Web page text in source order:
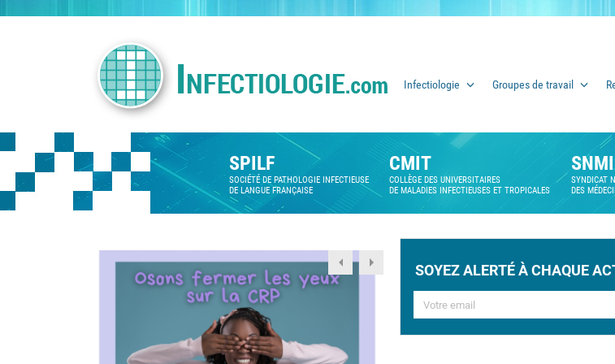
Infectiologie Groupes de travail
SPILF
SOCIÉTÉ DE PATHOLOGIE INFECTIEUSE
DE LANGUE FRANÇAISE
CMIT
COLLÈGE DES UNIVERSITAIRES
DE MALADIES INFECTIEUSES ET TROPICALES
SYNDICAT
DES
SOYEZ ALERTÉ À CHAQUE